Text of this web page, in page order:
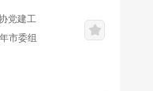
党建工
市委组